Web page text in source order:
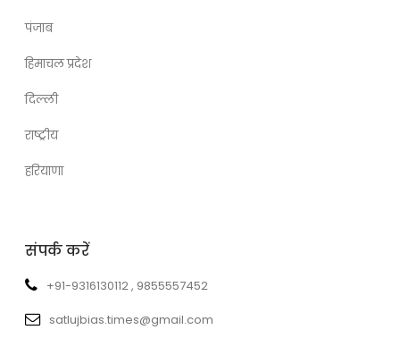
पंजाब
हिमाचल प्रदेश
दिल्ली
राष्ट्रीय
हरियाणा
संपर्क करें
+91-9316130112 , 9855557452
satlujbias.times@gmail.com